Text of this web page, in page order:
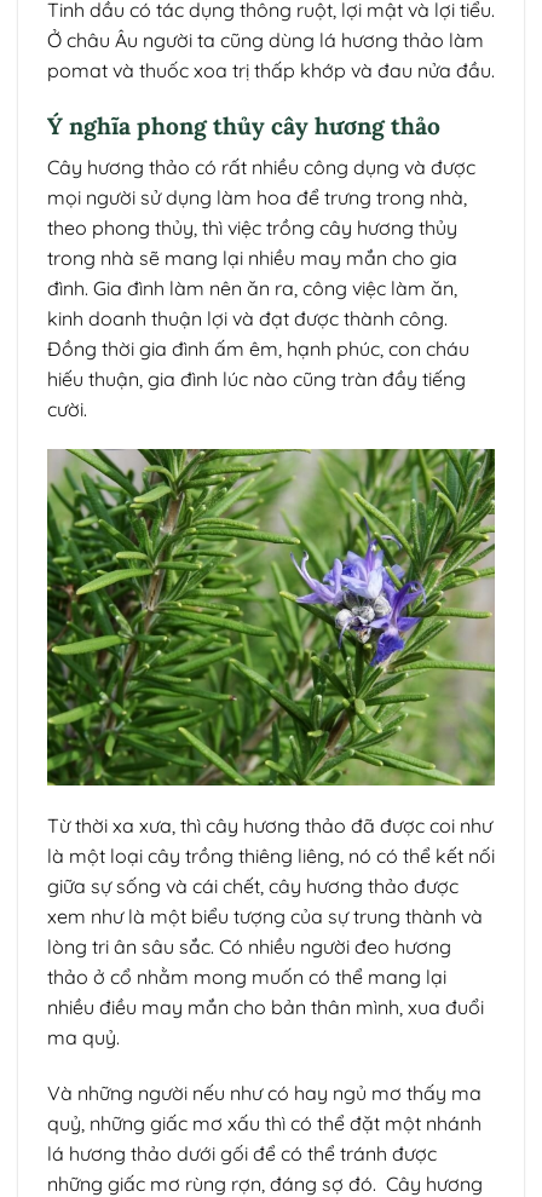
Tinh dầu có tác dụng thông ruột, lợi mật và lợi tiểu.
Ở châu Âu người ta cũng dùng lá hương thảo làm
pomat và thuốc xoa trị thấp khớp và đau nửa đầu.
Ý nghĩa phong thủy cây hương thảo
Cây hương thảo có rất nhiều công dụng và được
mọi người sử dụng làm hoa để trưng trong nhà,
theo phong thủy, thì việc trồng cây hương thủy
trong nhà sẽ mang lại nhiều may mắn cho gia
đình. Gia đình làm nên ăn ra, công việc làm ăn,
kinh doanh thuận lợi và đạt được thành công.
Đồng thời gia đình ấm êm, hạnh phúc, con cháu
hiếu thuận, gia đình lúc nào cũng tràn đầy tiếng
cười.
Từ thời xa xưa, thì cây hương thảo đã được coi như
là một loại cây trồng thiêng liêng, nó có thể kết nối
giữa sự sống và cái chết, cây hương thảo được
xem như là một biểu tượng của sự trung thành và
lòng tri ân sâu sắc. Có nhiều người đeo hương
thảo ở cổ nhằm mong muốn có thể mang lại
nhiều điều may mắn cho bản thân mình, xua đuổi
ma quỷ.
Và những người nếu như có hay ngủ mơ thấy ma
quỷ, những giấc mơ xấu thì có thể đặt một nhánh
lá hương thảo dưới gối để có thể tránh được
những giấc mơ rùng rợn, đáng sợ đó. Cây hương